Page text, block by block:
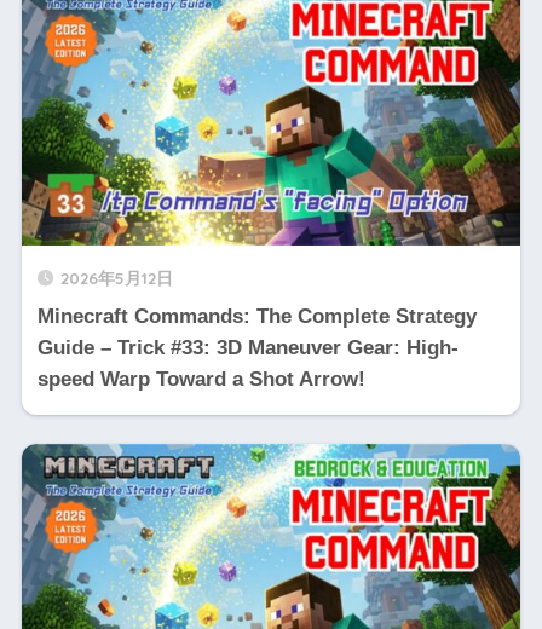
2026年5月12日
Minecraft Commands: The Complete Strategy
Guide – Trick #33: 3D Maneuver Gear: High-
speed Warp Toward a Shot Arrow!